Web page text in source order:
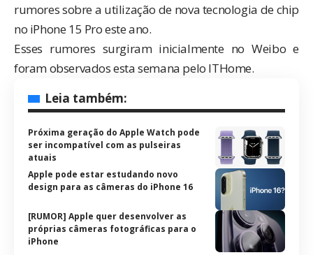
rumores sobre a utilização de nova tecnologia de chip
no iPhone 15 Pro este ano.
Esses rumores surgiram inicialmente no Weibo e
foram observados esta semana pelo ITHome.
Leia também:
Próxima geração do Apple Watch pode
ser incompatível com as pulseiras
atuais
Apple pode estar estudando novo
design para as câmeras do iPhone 16
[RUMOR] Apple quer desenvolver as
próprias câmeras fotográficas para o
iPhone